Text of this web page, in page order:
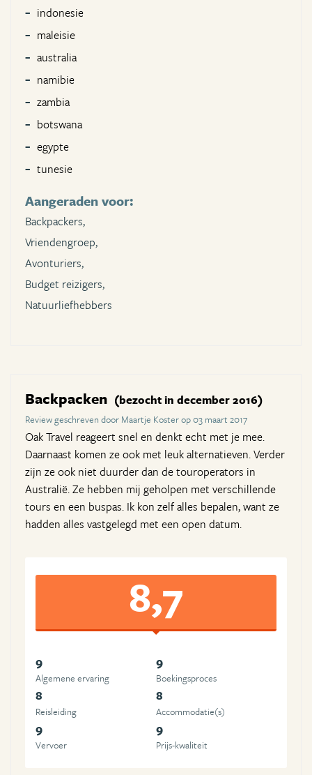
indonesie
maleisie
australia
namibie
zambia
botswana
egypte
tunesie
Aangeraden voor:
Backpackers,
Vriendengroep,
Avonturiers,
Budget reizigers,
Natuurliefhebbers
Backpacken (bezocht in december 2016)
Review geschreven door Maartje Koster op 03 maart 2017
Oak Travel reageert snel en denkt echt met je mee.
Daarnaast komen ze ook met leuk alternatieven. Verder
zijn ze ook niet duurder dan de touroperators in
Australië. Ze hebben mij geholpen met verschillende
tours en een buspas. Ik kon zelf alles bepalen, want ze
hadden alles vastgelegd met een open datum.
8,7
9
Algemene ervaring
9
Boekingsproces
8
Reisleiding
8
Accommodatie(s)
9
Vervoer
9
Prijs-kwaliteit